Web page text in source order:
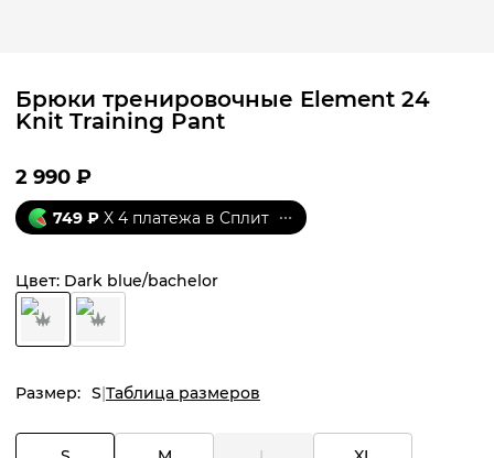
Брюки тренировочные Element 24
Knit Training Pant
2 990 ₽
749 ₽ X 4 платежа в Сплит
Цвет: Dark blue/bachelor
Размер: S Таблица размеров